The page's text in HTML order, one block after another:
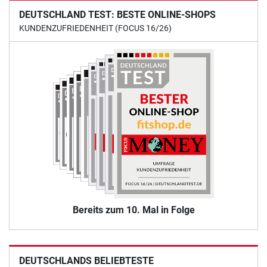
DEUTSCHLAND TEST: BESTE ONLINE-SHOPS
KUNDENZUFRIEDENHEIT (FOCUS 16/26)
Bereits zum 10. Mal in Folge
DEUTSCHLANDS BELIEBTESTE